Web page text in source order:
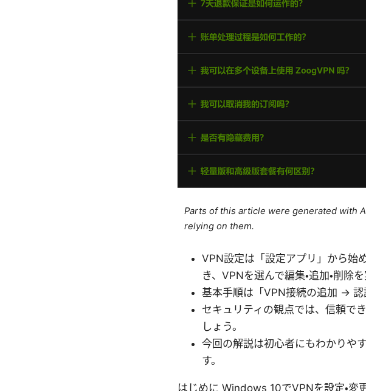
Parts of this article were generated with
relying on them.
VPN設定は「設定アプリ」から始
き、VPNを選んで編集・追加・削除を
基本手順は「VPN接続の追加 → 認
セキュリティの観点では、信頼で
しょう。
今回の解説は初心者にもわかりや
す。
はじめに Windows 10でVPNを設定・変